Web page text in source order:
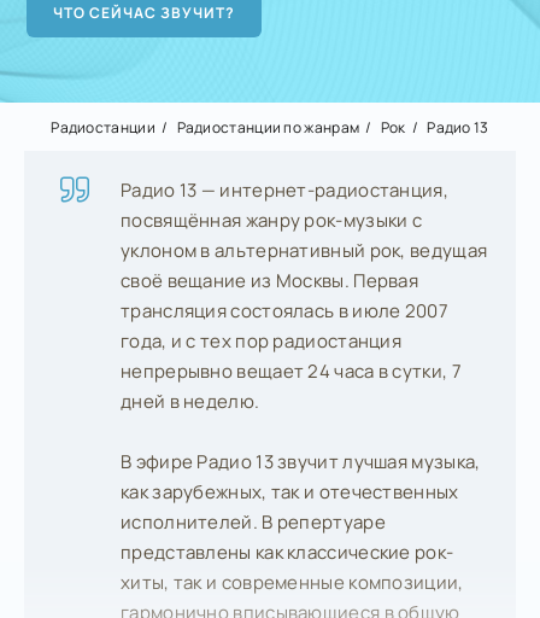
Радиостанции Радиостанции по жанрам Рок Радио 13
Радио 13 — интернет-радиостанция,
посвящённая жанру рок-музыки с
уклоном в альтернативный рок, ведущая
своё вещание из Москвы. Первая
трансляция состоялась в июле 2007
года, и с тех пор радиостанция
непрерывно вещает 24 часа в сутки, 7
дней в неделю.
В эфире Радио 13 звучит лучшая музыка,
как зарубежных, так и отечественных
исполнителей. В репертуаре
представлены как классические рок-
хиты, так и современные композиции,
гармонично вписывающиеся в общую